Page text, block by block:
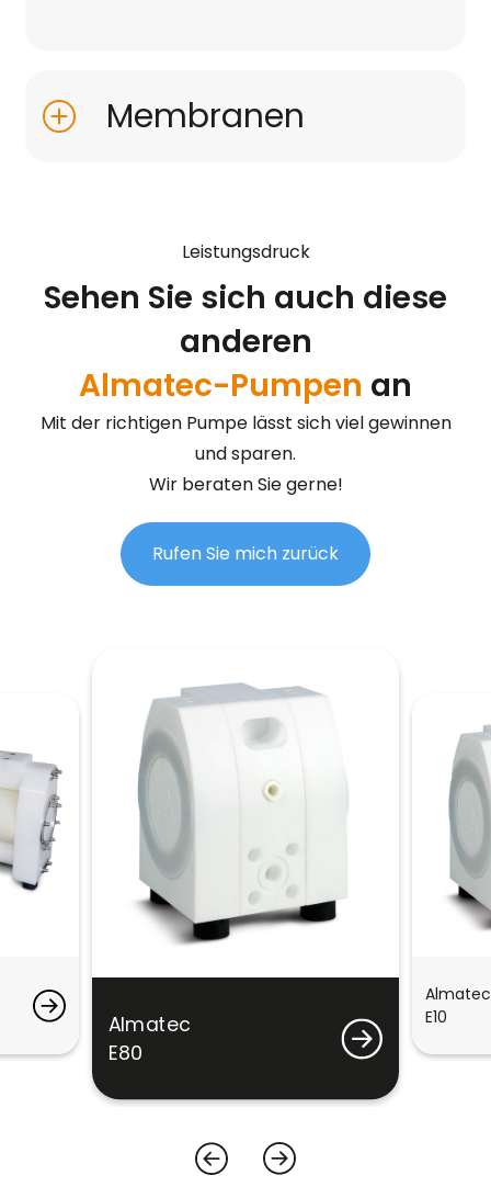
Membranen
Leistungsdruck
Sehen Sie sich auch diese
anderen
Almatec-Pumpen an
Mit der richtigen Pumpe lässt sich viel gewinnen
und sparen.
Wir beraten Sie gerne!
Rufen Sie mich zurück
Almatec
E80
Almatec
E10